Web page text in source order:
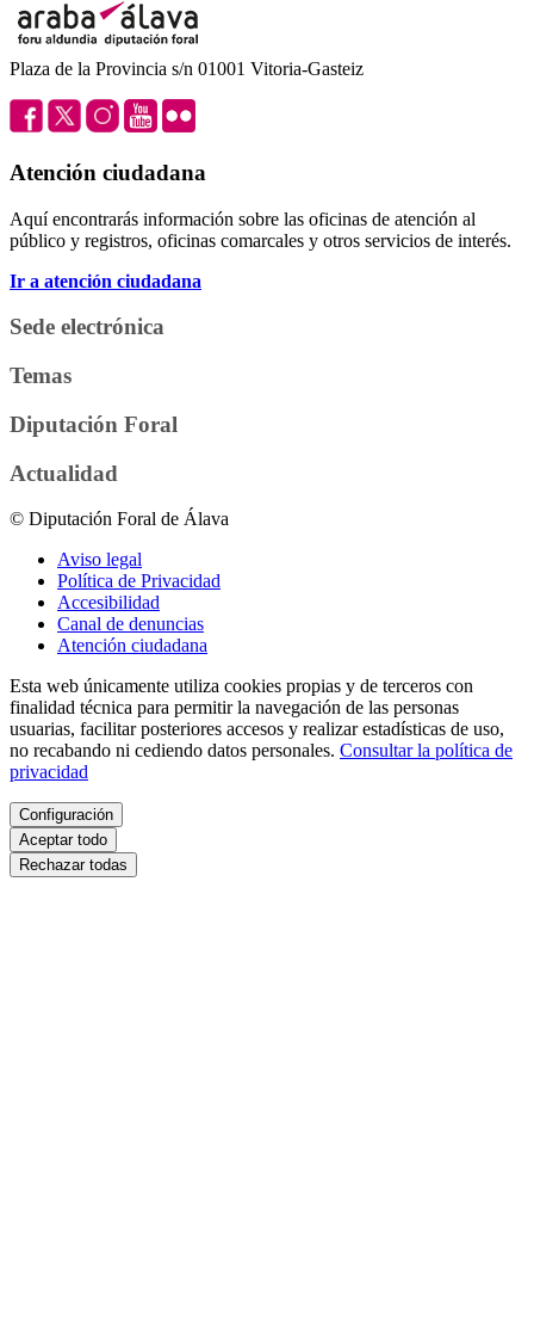
Plaza de la Provincia s/n 01001 Vitoria-Gasteiz
Atención ciudadana
Aquí encontrarás información sobre las oficinas de atención al
público y registros, oficinas comarcales y otros servicios de interés.
Ir a atención ciudadana
Sede electrónica
Temas
Diputación Foral
Actualidad
© Diputación Foral de Álava
Aviso legal
Política de Privacidad
Accesibilidad
Canal de denuncias
Atención ciudadana
Esta web únicamente utiliza cookies propias y de terceros con
finalidad técnica para permitir la navegación de las personas
usuarias, facilitar posteriores accesos y realizar estadísticas de uso,
no recabando ni cediendo datos personales. Consultar la política de
privacidad
Configuración
Aceptar todo
Rechazar todas